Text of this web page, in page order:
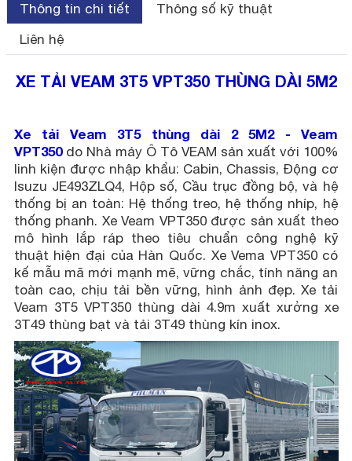
Thông tin chi tiết
Thông số kỹ thuật
Liên hệ
XE TẢI VEAM 3T5 VPT350 THÙNG DÀI 5M2
Xe tải Veam 3T5 thùng dài 2 5M2 - Veam
VPT350do Nhà máy Ô Tô VEAM sản xuất với 100%
linh kiện được nhập khẩu: Cabin, Chassis, Động cơ
Isuzu JE493ZLQ4, Hộp số, Cầu trục đồng bộ, và hệ
thống bị an toàn: Hệ thống treo, hệ thống nhíp, hệ
thống phanh. Xe Veam VPT350 được sản xuất theo
mô hình lắp ráp theo tiêu chuẩn công nghệ kỹ
thuật hiện đại của Hàn Quốc. Xe Vema VPT350 có
kế mẫu mã mới mạnh mẽ, vững chắc, tính năng an
toàn cao, chịu tải bền vững, hình ảnh đẹp. Xe tải
Veam 3T5 VPT350 thùng dài 4.9m xuất xưởng xe
3T49 thùng bạt và tải 3T49 thùng kín inox.